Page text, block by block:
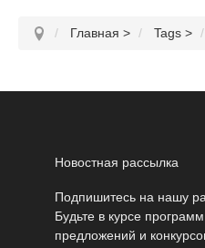
Главная > Tags >
Новостная рассылка
Подпишитесь на нашу
Будьте в курсе
предложений и